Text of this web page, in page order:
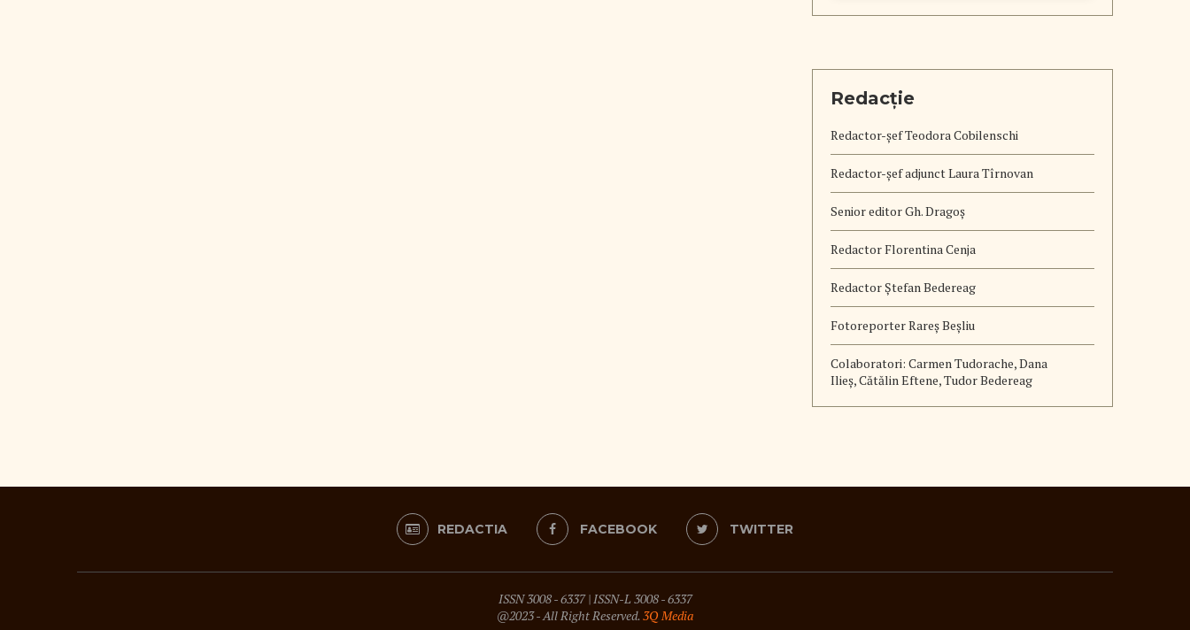
Redacție
Redactor-șefTeodora Cobilenschi
Redactor-șef adjunct Laura Tîrnovan
Senior editor Gh. Dragoș
Redactor Florentina Cenja
Redactor Ștefan Bedereag
Fotoreporter Rareș Beșliu
Colaboratori: Carmen Tudorache, Dana
Ilieș, Cătălin Eftene, Tudor Bedereag
REDACTIA FACEBOOK TWITTER
ISSN 3008 - 6337| ISSN-L 3008 - 6337
@2023 - All Right Reserved. 3Q Media